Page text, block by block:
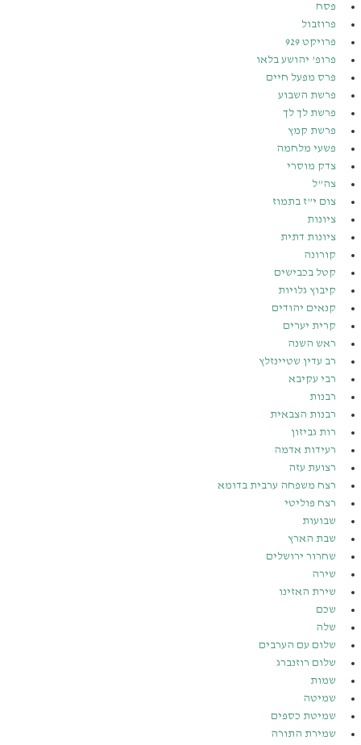
פסח
פרוזבול
פרויקט 929
פרופ’ יהושע בלאו
פרס מפעל חיים
פרשת השבוע
פרשת לך לך
פרשת קמץ
פשעי מלחמה
צדק מוסרי
צה”ל
צום י”ז בתמוז
ציונות
ציונות דתית
קורונה
קטל בכבישים
קיבוץ גלויות
קנאים יהודים
קרית יערים
ראש השנה
רב עדין שטיינזלץ
רבי עקיבא
רבנות
רבנות הצבאית
רות גביזון
רעידות אדמה
רצועת עזה
רצח משפחה ערבית בדומא
רצח פוליטי
שבועות
שבת הארץ
שחרור ירושלים
שירה
שירת האזינו
שכם
שלה
שלום עם הערבים
שלום רוזנברג
שמות
שמיטה
שמיטת כספים
שמירת התורה